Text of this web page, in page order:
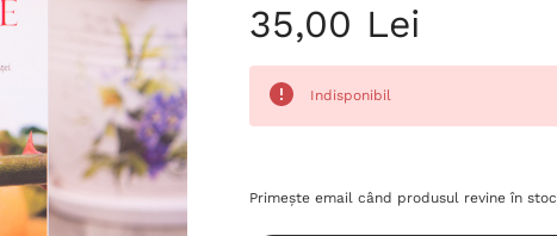
35,00 Lei
Indisponibil
Grăbește-
Primește email când produsul revine în stoc